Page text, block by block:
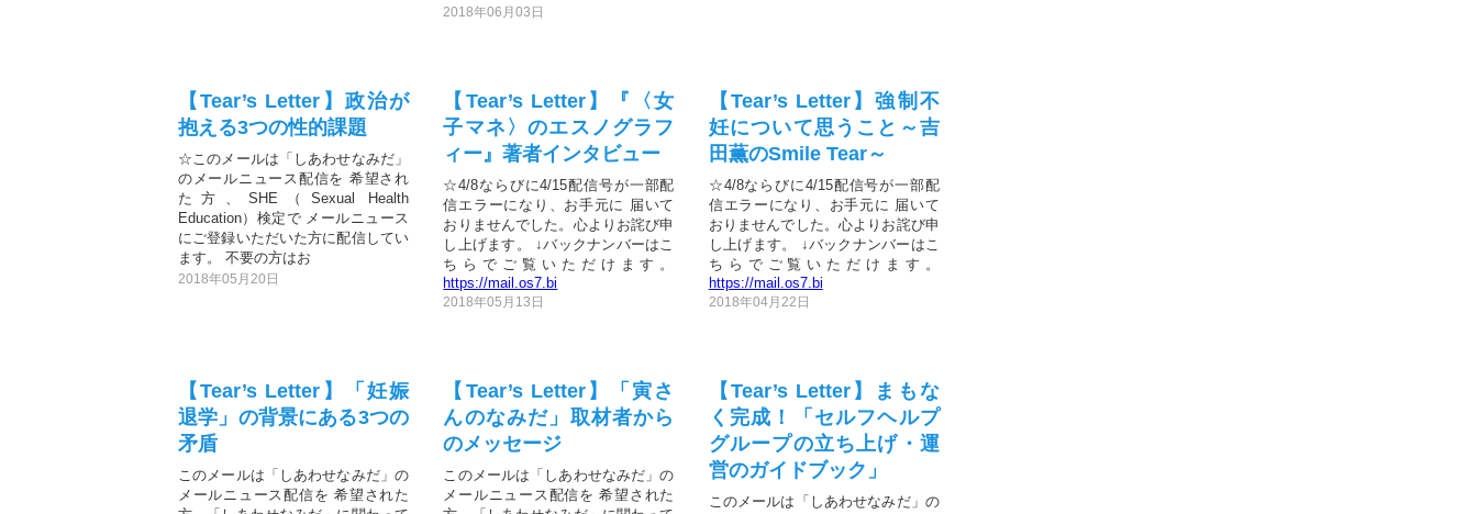
2018年06月03日
【Tear’s Letter】政治が
抱える3つの性的課題
☆このメールは「しあわせなみだ」
のメールニュース配信を 希望され
た方、SHE（Sexual Health
Education）検定で メールニュース
にご登録いただいた方に配信してい
ます。 不要の方はお
2018年05月20日
【Tear’s Letter】『〈女
子マネ〉のエスノグラフ
ィー』著者インタビュー
☆4/8ならびに4/15配信号が一部配
信エラーになり、お手元に 届いて
おりませんでした。心よりお詫び申
し上げます。 ↓バックナンバーはこ
ちらでご覧いただけます。
https://mail.os7.bi
2018年05月13日
【Tear’s Letter】強制不
妊について思うこと～吉
田薫のSmile Tear～
☆4/8ならびに4/15配信号が一部配
信エラーになり、お手元に 届いて
おりませんでした。心よりお詫び申
し上げます。 ↓バックナンバーはこ
ちらでご覧いただけます。
https://mail.os7.bi
2018年04月22日
【Tear’s Letter】「妊娠
退学」の背景にある3つの
矛盾
このメールは「しあわせなみだ」の
メールニュース配信を 希望された
【Tear’s Letter】「寅さ
んのなみだ」取材者から
のメッセージ
このメールは「しあわせなみだ」の
メールニュース配信を 希望された
【Tear’s Letter】まもな
く完成！「セルフヘルプ
グループの立ち上げ・運
営のガイドブック」
このメールは「しあわせなみだ」の